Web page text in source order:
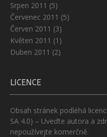
Srpen 2011 (5)
Červenec 2011 (5)
Červen 2011 (3)
Květen 2011 (1)
Duben 2011 (2)
LICENCE
Obsah stránek podléhá licenci
SA 4.0) – Uveďte autora a
nepoužívejte komerčně.